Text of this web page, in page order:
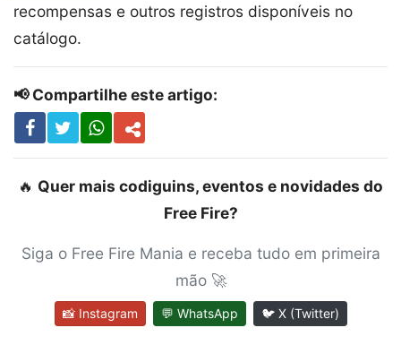
recompensas e outros registros disponíveis no
catálogo.
📢 Compartilhe este artigo:
🔥 Quer mais codiguins, eventos e novidades do
Free Fire?
Siga o Free Fire Mania e receba tudo em primeira
mão 🚀
📸 Instagram 💬 WhatsApp 🐦 X (Twitter)